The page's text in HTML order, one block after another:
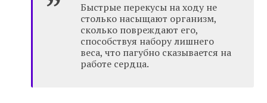
Быстрые перекусы на ходу не
столько насыщают организм,
сколько повреждают его,
способствуя набору лишнего
веса, что пагубно сказывается на
работе сердца.